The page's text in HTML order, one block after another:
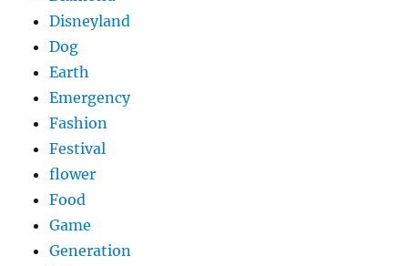
Disneyland
Dog
Earth
Emergency
Fashion
Festival
flower
Food
Game
Generation